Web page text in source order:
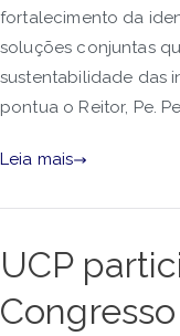
fortalecimento da
soluções conjuntas
sustentabilidade das
pontua o Reitor, Pe.
Leia mais
UCP